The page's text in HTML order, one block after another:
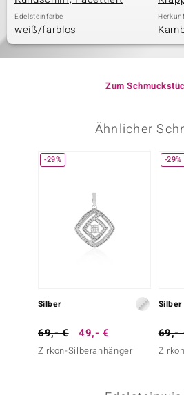
Edelsteinfarbe
weiß/farblos
Zum
Ähnlicher
-29%
Silber
69,- € 49,- €
Zirkon-Silberanhänger
-29%
Silber
69,-